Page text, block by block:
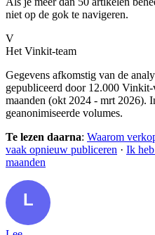
niet op de gok te navigeren.
V
Het Vinkit-team
Gegevens afkomstig van de
gepubliceerd door 12.000
maanden (okt 2024 - mrt 2026).
geanonimiseerde volumes.
Te lezen daarna: Waarom
vaak opnieuw publiceren · Ik
maanden